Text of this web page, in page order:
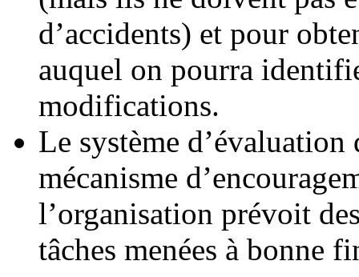
d’accidents) et pour
auquel on pourra
modifications.
Le système
mécanisme
l’organisation prévoit
tâches menées à bonne